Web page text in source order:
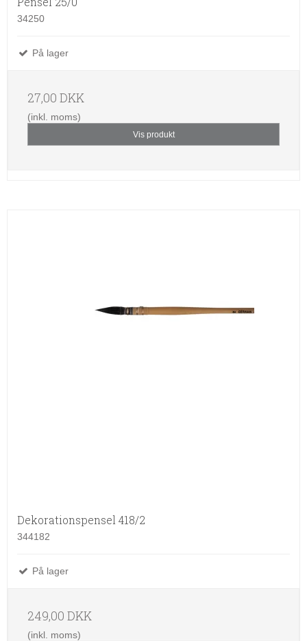
34250
På lager
27,00 DKK
(inkl. moms)
Vis produkt
Dekorationspensel 418/2
344182
På lager
249,00 DKK
(inkl. moms)